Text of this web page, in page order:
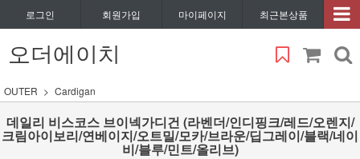
로그인 회원가입 마이페이지 최근본상품
오더에이치
OUTER Cardigan
데일리 비스코스 브이넥가디건 (라벤더/인디핑크/레드/오렌지/
크림아이보리/연베이지/오트밀/모카/브라운/딥그레이/블랙/네이
비/블루/민트/올리브)